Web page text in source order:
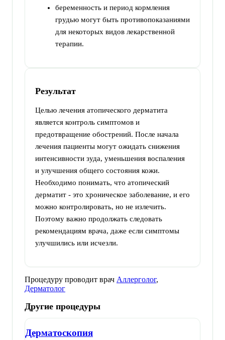
беременность и период кормления
грудью могут быть противопоказаниями
для некоторых видов лекарственной
терапии.
Результат
Целью лечения атопического дерматита
является контроль симптомов и
предотвращение обострений. После начала
лечения пациенты могут ожидать снижения
интенсивности зуда, уменьшения воспаления
и улучшения общего состояния кожи.
Необходимо понимать, что атопический
дерматит - это хроническое заболевание, и его
можно контролировать, но не излечить.
Поэтому важно продолжать следовать
рекомендациям врача, даже если симптомы
улучшились или исчезли.
Процедуру проводит врач Аллерголог,
Дерматолог
Другие процедуры
Дерматоскопия